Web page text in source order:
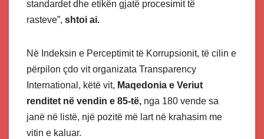
standardet dhe etikën gjatë procesimit të
rasteve”, shtoi ai.
Në Indeksin e Perceptimit të Korrupsionit, të cilin e
përpilon çdo vit organizata Transparency
International, këtë vit, Maqedonia e Veriut
renditet në vendin e 85-të, nga 180 vende sa
janë në listë, një pozitë më lart në krahasim me
vitin e kaluar.